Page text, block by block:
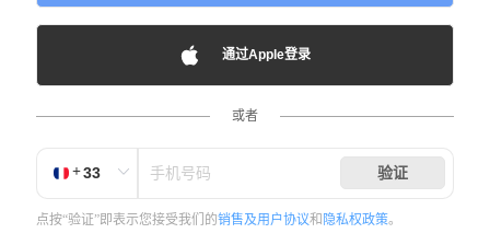
通过Apple登录
或者
+ 验证
点按“验证”即表示您接受我们的销售及用户协议和 隐私权政策。